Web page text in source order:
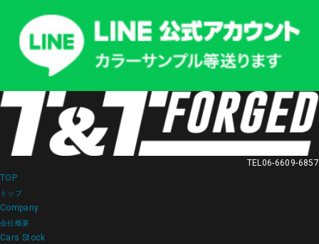
TEL 06-6609-6857
TOP
トップ
Company
会社概要
Cars Stock